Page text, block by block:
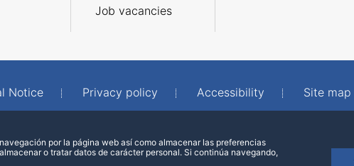
Job vacancies
Notice Privacy policy Accessibility Site map
por la página web así como almacenar las preferencias
o tratar datos de carácter personal. Si continúa navegando,